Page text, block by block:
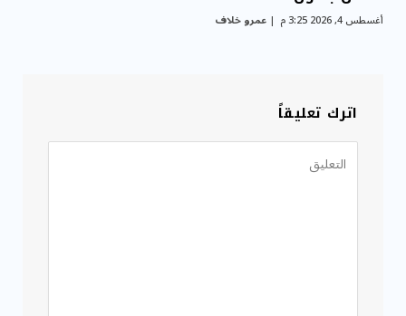
أغسطس 4, 2026 3:25 م عمرو خلاف
اترك تعليقاً